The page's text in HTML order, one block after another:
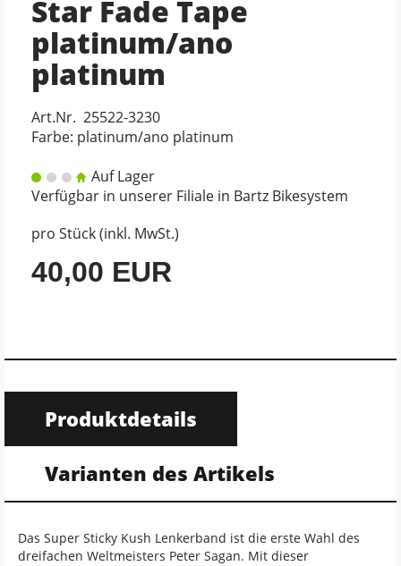
Star Fade Tape
platinum/ano
platinum
Art.Nr. 25522-3230
Farbe: platinum/ano platinum
Auf Lager
Verfügbar in unserer Filiale in Bartz Bikesystem
pro Stück (inkl. MwSt.)
40,00 EUR
Produktdetails
Varianten des Artikels
Das Super Sticky Kush Lenkerband ist die erste Wahl des
dreifachen Weltmeisters Peter Sagan. Mit dieser